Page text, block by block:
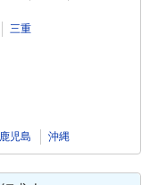
三重
鹿児島 沖縄